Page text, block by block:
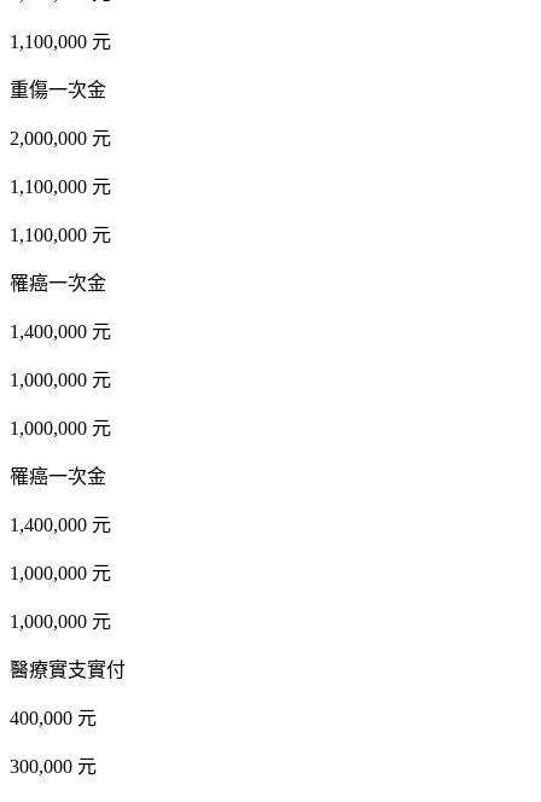
1,100,000 元
重傷一次金
2,000,000 元
1,100,000 元
1,100,000 元
罹癌一次金
1,400,000 元
1,000,000 元
1,000,000 元
罹癌一次金
1,400,000 元
1,000,000 元
1,000,000 元
醫療實支實付
400,000 元
300,000 元